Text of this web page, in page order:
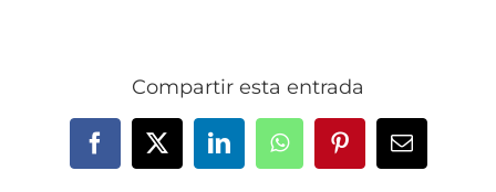
Compartir esta entrada
Facebook
X LinkedInWhatsAppPinterestCorreo